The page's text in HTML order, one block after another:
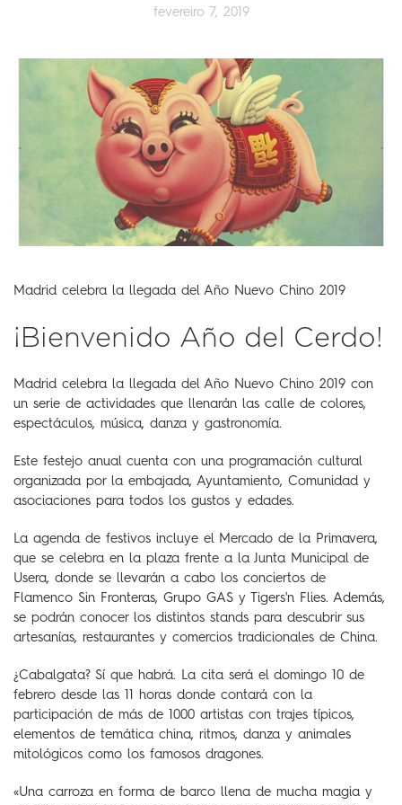
fevereiro 7, 2019
Madrid celebra la llegada del Año Nuevo Chino 2019
¡Bienvenido Año del Cerdo!
Madrid celebra la llegada del Año Nuevo Chino 2019 con
un serie de actividades que llenarán las calle de colores,
espectáculos, música, danza y gastronomía.
Este festejo anual cuenta con una programación cultural
organizada por la embajada, Ayuntamiento, Comunidad y
asociaciones para todos los gustos y edades.
La agenda de festivos incluye el Mercado de la Primavera,
que se celebra en la plaza frente a la Junta Municipal de
Usera, donde se llevarán a cabo los conciertos de
Flamenco Sin Fronteras, Grupo GAS y Tigers'n Flies. Además,
se podrán conocer los distintos stands para descubrir sus
artesanías, restaurantes y comercios tradicionales de China.
¿Cabalgata? Sí que habrá. La cita será el domingo 10 de
febrero desde las 11 horas donde contará con la
participación de más de 1000 artistas con trajes típicos,
elementos de temática china, ritmos, danza y animales
mitológicos como los famosos dragones.
«Una carroza en forma de barco llena de mucha magia y